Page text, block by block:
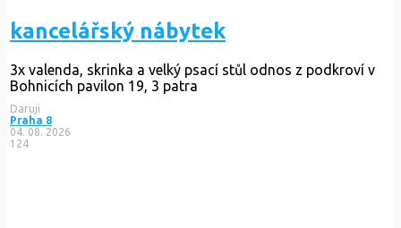
kancelářský nábytek
3x valenda, skrinka a velký psací stůl odnos z podkroví v
Bohnicích pavilon 19, 3 patra
Daruji
Praha 8
04. 08. 2026
124